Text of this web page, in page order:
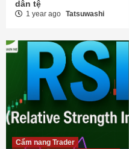
dân tệ
1 year ago Tatsuwashi
Cẩm nang Trader